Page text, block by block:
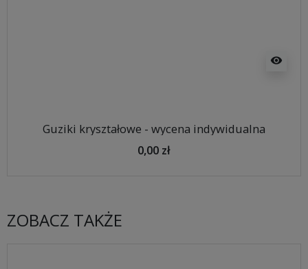
visibility
Guziki kryształowe - wycena indywidualna
0,00 zł
ZOBACZ TAKŻE